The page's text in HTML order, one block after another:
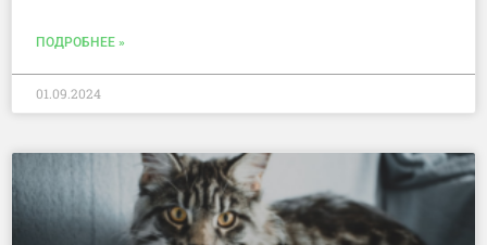
ПОДРОБНЕЕ »
01.09.2024